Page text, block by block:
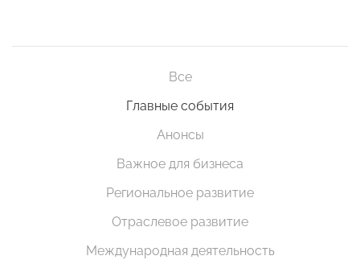
Все
Главные события
Анонсы
Важное для бизнеса
Региональное развитие
Отраслевое развитие
Международная деятельность